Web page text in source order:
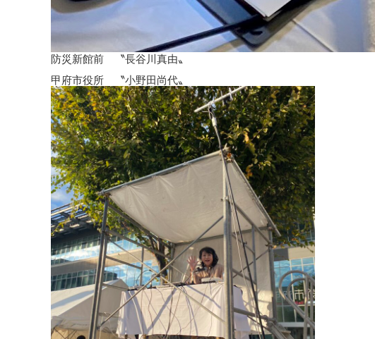
防災新館前 〝長谷川真由〟
甲府市役所 〝小野田尚代〟